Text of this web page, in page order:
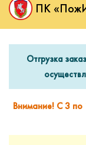
ПК
Отгрузка
Внимание! С 3